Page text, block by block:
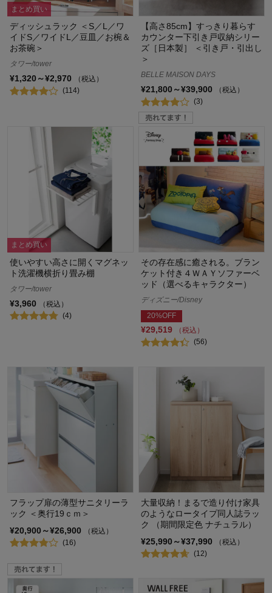
まとめ買い
ディッシュラック ＜S／L／ワ
イドS／ワイドL／豆皿／お椀＆
お茶碗＞
タワー/tower
¥1,320～¥2,970
（税込）
(114)
【高さ85cm】すっきり暮らす
カウンター下引き戸収納シリー
ズ［日本製］ ＜引き戸・引出し
＞
BELLE MAISON DAYS
¥21,800～¥39,900
（税込）
(3)
まとめ買い
使いやすい高さに開くマグネッ
ト洗濯機横折り畳み棚
タワー/tower
¥3,960
（税込）
(4)
その存在感に癒される。ブラン
ケット付き４ＷＡＹソファーベ
ッド（選べるキャラクター）
ディズニー/Disney
20%OFF
¥29,519
（税込）
(56)
フラップ扉の薄型サニタリーラ
ック ＜奥行19ｃｍ＞
¥20,900～¥26,900
（税込）
(16)
大量収納！まるで造り付け家具
のようなロータイプ同人誌ラッ
ク （期間限定色 ナチュラル）
¥25,990～¥37,990
（税込）
(12)